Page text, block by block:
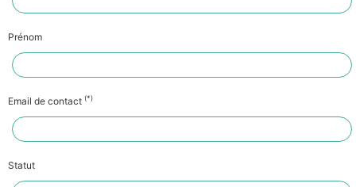
Prénom
Email de contact (*)
Statut